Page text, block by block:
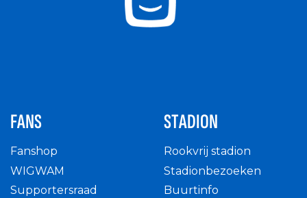
FANS
Fanshop
WIGWAM
Supportersraad
STADION
Rookvrij stadion
Stadionbezoeken
Buurtinfo